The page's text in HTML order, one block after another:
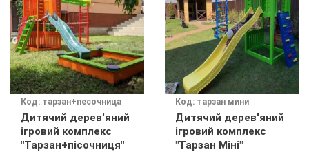
Код: тарзан+песочница
Дитячий дерев'яний
ігровий комплекс
"Тарзан+пісочниця"
Код: тарзан мини
Дитячий дерев'яний
ігровий комплекс
"Тарзан Міні"